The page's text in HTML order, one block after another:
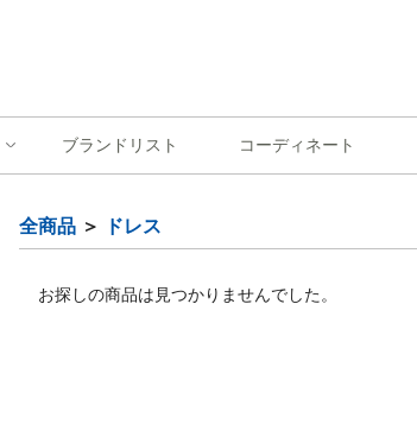
ブランドリスト コーディネート
全商品 ＞ ドレス
お探しの商品は見つかりませんでした。